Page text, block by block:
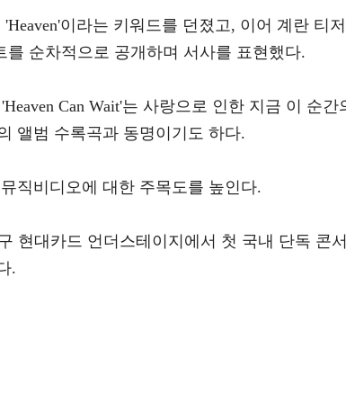
이라는 키워드를 던졌고, 이어 계란 티저
를 순차적으로 공개하며 서사를 표현했다.
Can Wait'는 사랑으로 인한 지금 이 순간
앨범 수록곡과 동명이기도 하다.
직비디오에 대한 주목도를 높인다.
현대카드 언더스테이지에서 첫 국내 단독 콘
.